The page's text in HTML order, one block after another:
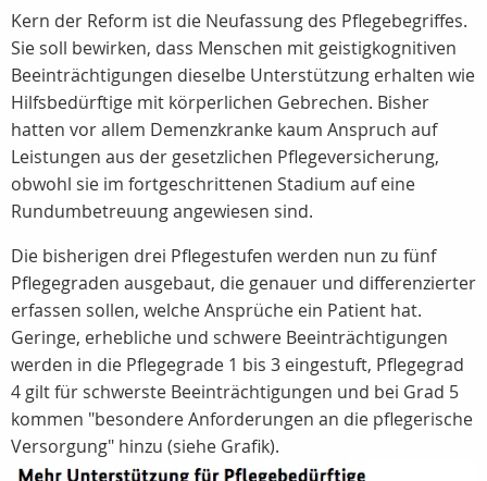
Kern der Reform ist die Neufassung des Pflegebegriffes.
Sie soll bewirken, dass Menschen mit geistigkognitiven
Beeinträchtigungen dieselbe Unterstützung erhalten wie
Hilfsbedürftige mit körperlichen Gebrechen. Bisher
hatten vor allem Demenzkranke kaum Anspruch auf
Leistungen aus der gesetzlichen Pflegeversicherung,
obwohl sie im fortgeschrittenen Stadium auf eine
Rundumbetreuung angewiesen sind.
Die bisherigen drei Pflegestufen werden nun zu fünf
Pflegegraden ausgebaut, die genauer und differenzierter
erfassen sollen, welche Ansprüche ein Patient hat.
Geringe, erhebliche und schwere Beeinträchtigungen
werden in die Pflegegrade 1 bis 3 eingestuft, Pflegegrad
4 gilt für schwerste Beeinträchtigungen und bei Grad 5
kommen "besondere Anforderungen an die pflegerische
Versorgung" hinzu (siehe Grafik).